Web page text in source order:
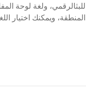
للبثالرقمي، ولغة لوحة
المنطقة، ويمكنك اختيار